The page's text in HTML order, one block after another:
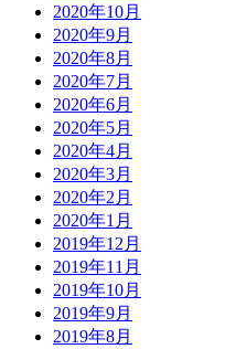
2020年10月
2020年9月
2020年8月
2020年7月
2020年6月
2020年5月
2020年4月
2020年3月
2020年2月
2020年1月
2019年12月
2019年11月
2019年10月
2019年9月
2019年8月